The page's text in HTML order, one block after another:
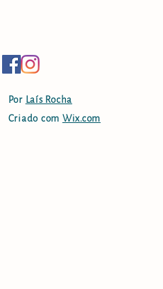
Por Laís Rocha
Criado com Wix.com